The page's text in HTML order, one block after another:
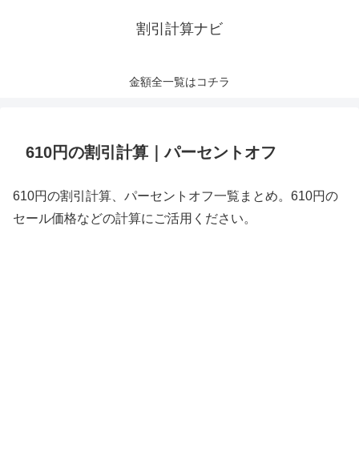
割引計算ナビ
金額全一覧はコチラ
610円の割引計算｜パーセントオフ
610円の割引計算、パーセントオフ一覧まとめ。610円の
セール価格などの計算にご活用ください。